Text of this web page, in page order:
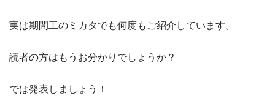
実は期間工のミカタでも何度もご紹介しています。
読者の方はもうお分かりでしょうか？
では発表しましょう！